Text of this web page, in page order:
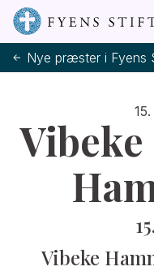
Nye præster i Fyens
Vibeke
Vibeke